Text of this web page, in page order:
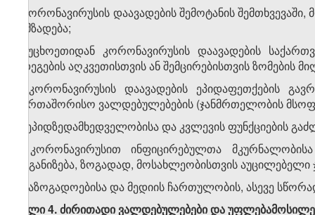
ა) კორონავირუსის დაავადების შემოტანის
მომზადება;
ბ) უცხოეთიდან კორონავირუსის დაავადების
შედეგების აღკვეთისთვის ან შემცირებისთვის ზომების
გ) კორონავირუსის დაავადების ეპიდაფეთქების
საერთაშორისო ვალდებულებების (ჯანმრთელობის
დ) ეპიდზედამხედველობისა და კვლევის ფუნქციების
ე) კორონავირუსით ინფიცირებულთა
ორგანიზება, ზოგადად, მოსახლეობისთვის აუცილებელი
ვ) საზოგადოებისა და მედიის ჩართულობის, ასევე
მუხლი 4. ძირითადი ვალდებულებები და